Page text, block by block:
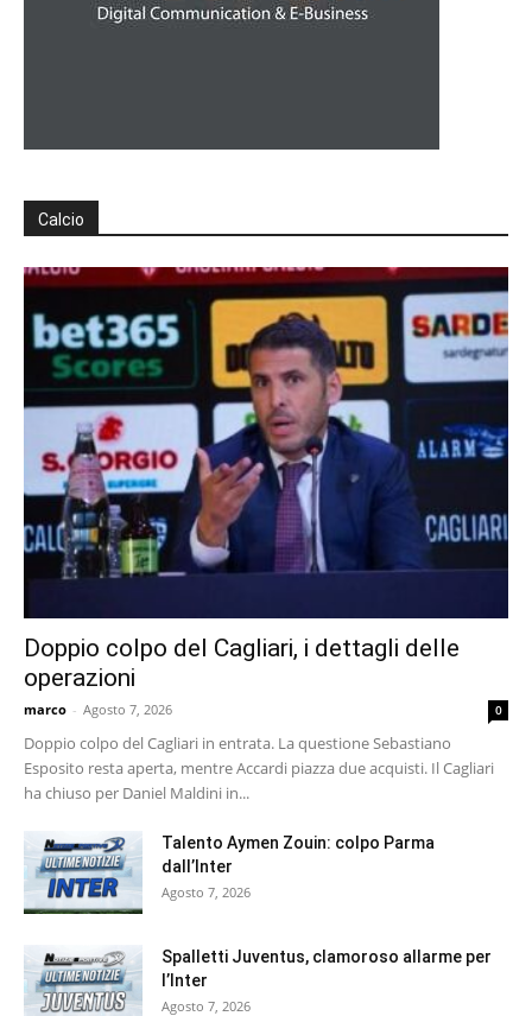
Calcio
Doppio colpo del Cagliari, i dettagli delle
operazioni
marco - Agosto 7, 2026 0
Doppio colpo del Cagliari in entrata. La questione Sebastiano
Esposito resta aperta, mentre Accardi piazza due acquisti. Il Cagliari
ha chiuso per Daniel Maldini in...
Talento Aymen Zouin: colpo Parma
dall’Inter
Agosto 7, 2026
Spalletti Juventus, clamoroso allarme per
l’Inter
Agosto 7, 2026